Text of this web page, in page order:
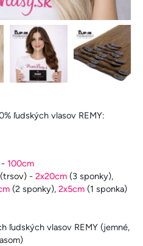
ľudských vlasov REMY:
- 100cm
- 2x20cm (3 sponky),
(2 sponky), 2x5cm (1 sponka)
ľudských vlasov REMY (jemné,